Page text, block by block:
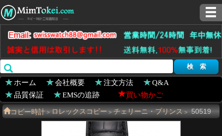
ホーム 会社概要 注文方法
Q&A
品質保証
EMSの追跡 買い物かご
コピー時計 > ロレックスコピー > チェリーニ・プリンス > 50519